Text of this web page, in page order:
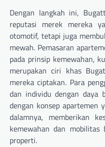
Dengan langkah ini,
reputasi merek mereka
otomotif, tetapi juga
mewah. Pemasaran
pada prinsip kemewahan,
merupakan ciri khas
mereka ciptakan. Para
dan individu dengan
dengan konsep apartemen
dalamnya, memberikan
kemewahan dan
properti.